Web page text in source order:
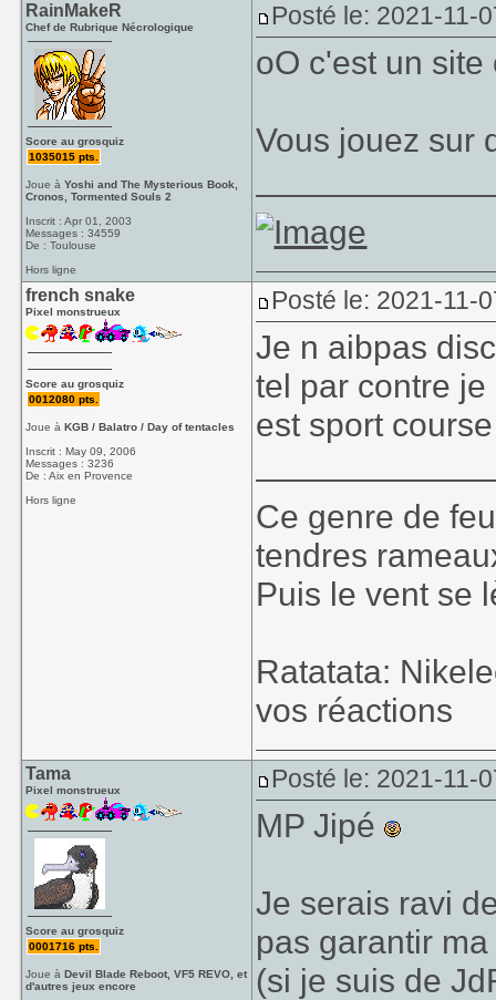
RainMakeR
Chef de Rubrique Nécrologique
Score au grosquiz
1035015 pts.
Joue àYoshi and The Mysterious Book,
Cronos, Tormented Souls 2
Inscrit : Apr 01, 2003
Messages : 34559
De : Toulouse
Hors ligne
Posté le: 2021-11-
oO c'est un site
Vous jouez sur
french snake
Pixel monstrueux
Score au grosquiz
0012080 pts.
Joue àKGB / Balatro / Day of tentacles
Inscrit : May 09, 2006
Messages : 3236
De : Aix en Provence
Hors ligne
Posté le: 2021-11-
Je n aibpas
tel par contre
est sport
Ce genre de
tendres
Puis le vent se
Ratatata:
vos réactions
Tama
Pixel monstrueux
Score au grosquiz
0001716 pts.
Joue àDevil Blade Reboot, VF5 REVO, et
d'autres jeux encore
Posté le: 2021-11-
MP Jipé
Je serais ravi
pas garantir
(si je suis de